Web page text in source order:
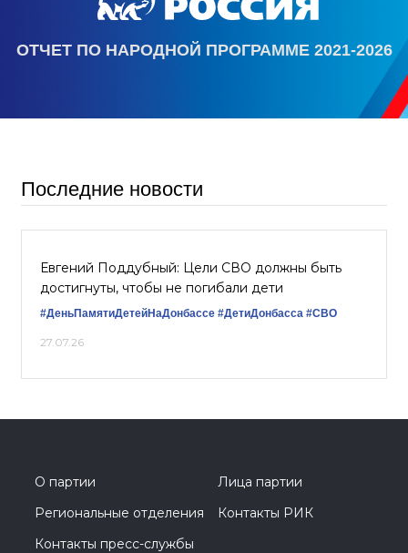
ОТЧЕТ ПО НАРОДНОЙ ПРОГРАММЕ 2021-2026
Последние новости
Евгений Поддубный: Цели СВО должны быть
достигнуты, чтобы не погибали дети
#ДеньПамятиДетейНаДонбассе #ДетиДонбасса #СВО
27.07.26
О партии
Лица партии
Региональные отделения
Контакты РИК
Контакты пресс-службы